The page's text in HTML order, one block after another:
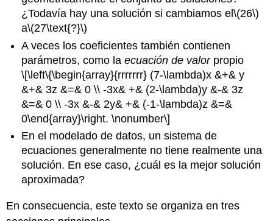
¿Todavía hay una solución si cambiamos el\(26\)
a\(27\text{?}\)
A veces los coeficientes también contienen
parámetros, como laecuación de valorpropio
\[\left\{\begin{array}{rrrrrrr} (7-\lambda)x &+& y
&+& 3z &=& 0 \\ -3x& +& (2-\lambda)y &-& 3z
&=& 0 \\ -3x &-& 2y& +& (-1-\lambda)z &=&
0\end{array}\right. \nonumber\]
En el modelado de datos, un sistema de
ecuaciones generalmente no tiene realmente una
solución. En ese caso, ¿cuál es la mejor solución
aproximada?
En consecuencia, este texto se organiza en tres